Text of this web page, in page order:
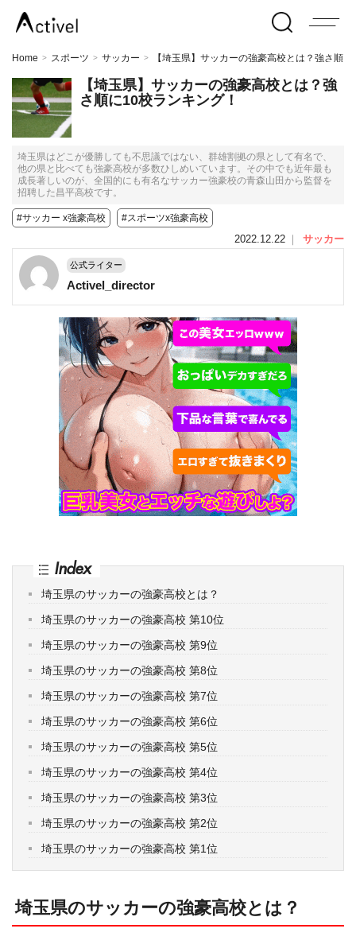
Home > スポーツ > サッカー > 【埼玉県】サッカーの強豪高校とは？強さ順
【埼玉県】サッカーの強豪高校とは？強
さ順に10校ランキング！
埼玉県はどこが優勝しても不思議ではない、群雄割拠の県として有名で、
他の県と比べても強豪高校が多数ひしめいています。その中でも近年最も
成長著しいのが、全国的にも有名なサッカー強豪校の青森山田から監督を
招聘した昌平高校です。
#サッカー x強豪高校 #スポーツx強豪高校
2022.12.22 ｜ サッカー
公式ライター
Activel_director
Index
埼玉県のサッカーの強豪高校とは？
埼玉県のサッカーの強豪高校 第10位
埼玉県のサッカーの強豪高校 第9位
埼玉県のサッカーの強豪高校 第8位
埼玉県のサッカーの強豪高校 第7位
埼玉県のサッカーの強豪高校 第6位
埼玉県のサッカーの強豪高校 第5位
埼玉県のサッカーの強豪高校 第4位
埼玉県のサッカーの強豪高校 第3位
埼玉県のサッカーの強豪高校 第2位
埼玉県のサッカーの強豪高校 第1位
埼玉県のサッカーの強豪高校とは？